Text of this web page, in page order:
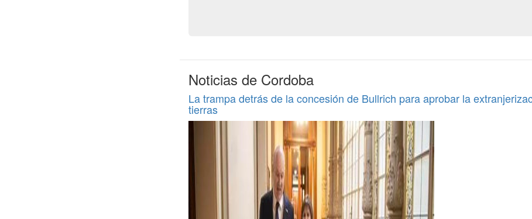
Noticias de Cordoba
La trampa detrás de la concesión de Bullrich para aprobar la
tierras